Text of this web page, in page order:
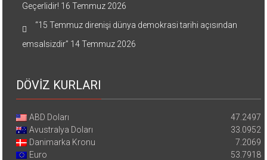
Geçerlidir! 16 Temmuz 2026
“15 Temmuz direnişi dünya demokrasi tarihi açısından
emsalsizdir” 14 Temmuz 2026
DÖVİZ KURLARI
ABD Doları
47.2497
Avustralya Doları
33.0952
Danimarka Kronu
7.2069
Euro
53.7918